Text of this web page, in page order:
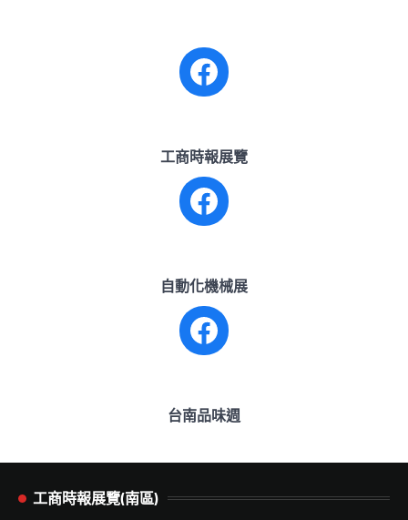
工商時報展覽
Facebook
自動化機械展
Facebook
台南品味週
工商時報展覽(南區)